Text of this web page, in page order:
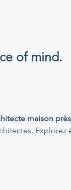
of mind.
maison